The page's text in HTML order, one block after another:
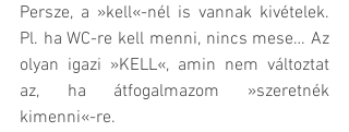
Persze, a »kell«-nél is vannak kivételek.
Pl. ha WC-re kell menni, nincs mese… Az
olyan igazi »KELL«, amin nem változtat
az, ha átfogalmazom »szeretnék
kimenni«-re.